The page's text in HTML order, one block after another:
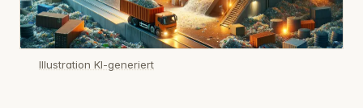
Illustration KI-generiert